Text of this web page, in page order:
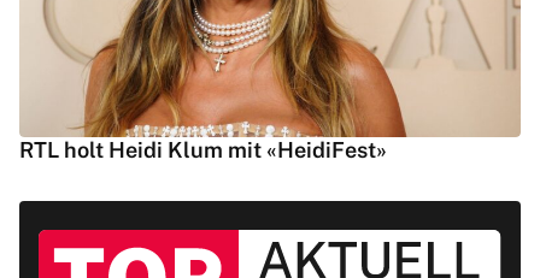
RTL holt Heidi Klum mit «HeidiFest»